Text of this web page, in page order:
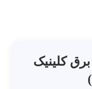
کلینیک